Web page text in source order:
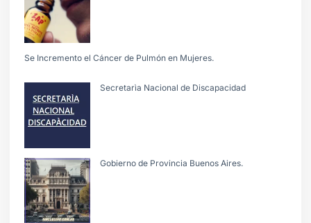
Se Incremento el Cáncer de Pulmón en Mujeres.
Secretarìa Nacional de Discapacidad
Gobierno de Provincia Buenos Aires.